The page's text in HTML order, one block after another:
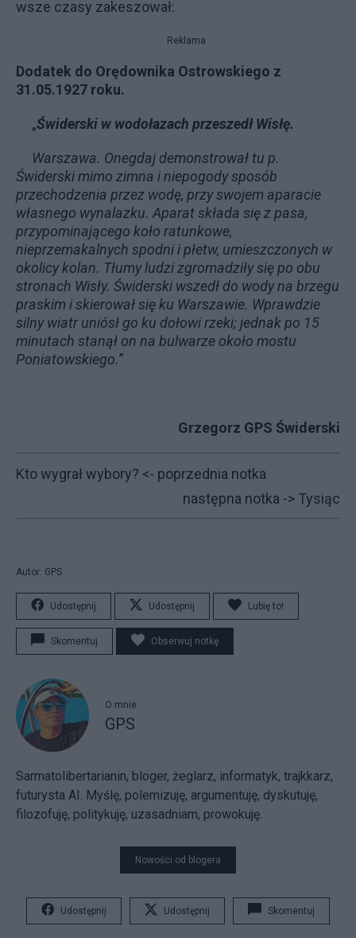
wsze czasy zakeszował:
Reklama
Dodatek do Orędownika Ostrowskiego z
31.05.1927 roku.
„Świderski w wodołazach przeszedł Wisłę.
Warszawa. Onegdaj demonstrował tu p.
Świderski mimo zimna i niepogody sposób
przechodzenia przez wodę, przy swojem aparacie
własnego wynalazku. Aparat składa się z pasa,
przypominającego koło ratunkowe,
nieprzemakalnych spodni i płetw, umieszczonych w
okolicy kolan. Tłumy ludzi zgromadziły się po obu
stronach Wisły. Świderski wszedł do wody na brzegu
praskim i skierował się ku Warszawie. Wprawdzie
silny wiatr uniósł go ku dołowi rzeki; jednak po 15
minutach stanął on na bulwarze około mostu
Poniatowskiego.”
Grzegorz GPS Świderski
Kto wygrał wybory? <- poprzednia notka
następna notka -> Tysiąc
Autor: GPS
Udostępnij Udostępnij Lubię to!
Skomentuj Obserwuj notkę
O mnie
GPS
Sarmatolibertarianin, bloger, żeglarz, informatyk, trajkkarz,
futurysta AI. Myślę, polemizuję, argumentuję, dyskutuję,
filozofuję, politykuję, uzasadniam, prowokuję.
Nowości od blogera
Udostępnij Udostępnij Skomentuj